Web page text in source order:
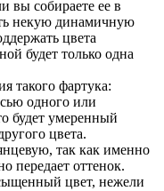
вы собираете ее в
некую динамичную
цвета
будет только одна
такого фартука:
одного или
будет умеренный
цвета.
так как именно
передает оттенок.
цвет, нежели